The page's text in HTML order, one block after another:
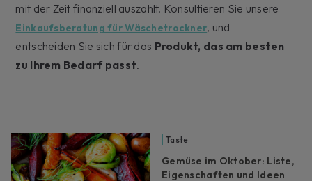
mit der Zeit finanziell auszahlt. Konsultieren Sie unsere
Einkaufsberatung für Wäschetrockner, und
entscheiden Sie sich für das Produkt, das am besten
zu Ihrem Bedarf passt.
Taste
Gemüse im Oktober: Liste,
Eigenschaften und Ideen